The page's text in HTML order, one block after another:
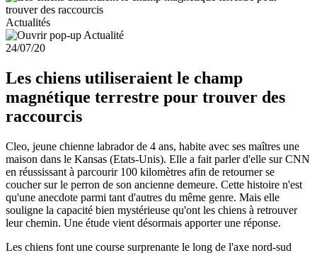
Actualités
24/07/20
Les chiens utiliseraient le champ
magnétique terrestre pour trouver des
raccourcis
Cleo, jeune chienne labrador de 4 ans, habite avec ses maîtres une
maison dans le Kansas (Etats-Unis). Elle a fait parler d'elle sur CNN
en réussissant à parcourir 100 kilomètres afin de retourner se
coucher sur le perron de son ancienne demeure. Cette histoire n'est
qu'une anecdote parmi tant d'autres du même genre. Mais elle
souligne la capacité bien mystérieuse qu'ont les chiens à retrouver
leur chemin. Une étude vient désormais apporter une réponse.
Les chiens font une course surprenante le long de l'axe nord-sud